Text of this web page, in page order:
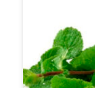
komponentlar
borneol; sedrol
sirka, formik ...
Batafsil